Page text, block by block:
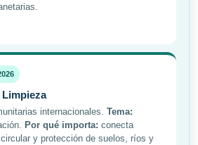
Limpieza
internacionales. Tema:
Por qué importa: conecta
y protección de suelos, ríos y